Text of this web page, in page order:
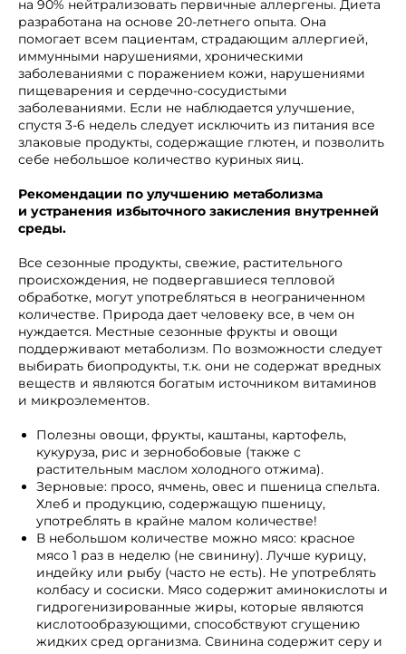
на 90% нейтрализовать первичные аллергены. Диета
разработана на основе 20-летнего опыта. Она
помогает всем пациентам, страдающим аллергией,
иммунными нарушениями, хроническими
заболеваниями с поражением кожи, нарушениями
пищеварения и сердечно-сосудистыми
заболеваниями. Если не наблюдается улучшение,
спустя 3-6 недель следует исключить из питания все
злаковые продукты, содержащие глютен, и позволить
себе небольшое количество куриных яиц.
Рекомендации по улучшению метаболизма
и устранения избыточного закисления внутренней
среды.
Все сезонные продукты, свежие, растительного
происхождения, не подвергавшиеся тепловой
обработке, могут употребляться в неограниченном
количестве. Природа дает человеку все, в чем он
нуждается. Местные сезонные фрукты и овощи
поддерживают метаболизм. По возможности следует
выбирать биопродукты, т.к. они не содержат вредных
веществ и являются богатым источником витаминов
и микроэлементов.
Полезны овощи, фрукты, каштаны, картофель,
кукуруза, рис и зернобобовые (также с
растительным маслом холодного отжима).
Зерновые: просо, ячмень, овес и пшеница спельта.
Хлеб и продукцию, содержащую пшеницу,
употреблять в крайне малом количестве!
В небольшом количестве можно мясо: красное
мясо 1 раз в неделю (не свинину). Лучше курицу,
индейку или рыбу (часто не есть). Не употреблять
колбасу и сосиски. Мясо содержит аминокислоты и
гидрогенизированные жиры, которые являются
кислотообразующими, способствуют сгущению
жидких сред организма. Свинина содержит серу и